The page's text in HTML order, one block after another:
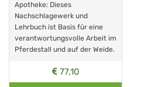
Apotheke: Dieses
Nachschlagewerk und
Lehrbuch ist Basis für eine
verantwortungsvolle Arbeit im
Pferdestall und auf der Weide.
77,10